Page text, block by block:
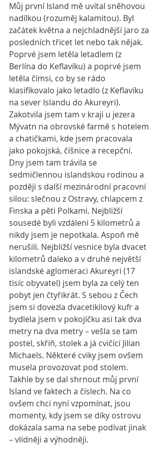
Můj první Island mě uvítal sněhovou
nadílkou (rozuměj kalamitou). Byl
začátek května a nejchladnější jaro za
posledních třicet let nebo tak nějak.
Poprvé jsem letěla letadlem (z
Berlína do Keflavíku) a poprvé jsem
letěla čímsi, co by se rádo
klasifikovalo jako letadlo (z Keflavíku
na sever Islandu do Akureyri).
Zakotvila jsem tam v kraji u jezera
Mývatn na obrovské farmě s hotelem
a chatičkami, kde jsem pracovala
jako pokojská, číšnice a recepční.
Dny jsem tam trávila se
sedmičlennou islandskou rodinou a
později s další mezinárodní pracovní
silou: slečnou z Ostravy, chlapcem z
Finska a pěti Polkami. Nejbližší
sousedé byli vzdáleni 5 kilometrů a
nikdy jsem je nepotkala. Aspoň mě
nerušili. Nejbližší vesnice byla dvacet
kilometrů daleko a v druhé největší
islandské aglomeraci Akureyri (17
tisíc obyvatel) jsem byla za celý ten
pobyt jen čtyřikrát. S sebou z Čech
jsem si dovezla dvacetikilový kufr a
bydlela jsem v pokojíčku asi tak dva
metry na dva metry – vešla se tam
postel, skříň, stolek a já cvičící Jilian
Michaels. Některé cviky jsem ovšem
musela provozovat pod stolem.
Takhle by se dal shrnout můj první
Island ve faktech a číslech. Na co
ovšem chci nyní vzpomínat, jsou
momenty, kdy jsem se díky ostrovu
dokázala sama na sebe podívat jinak
– vlídněji a výhodněji.